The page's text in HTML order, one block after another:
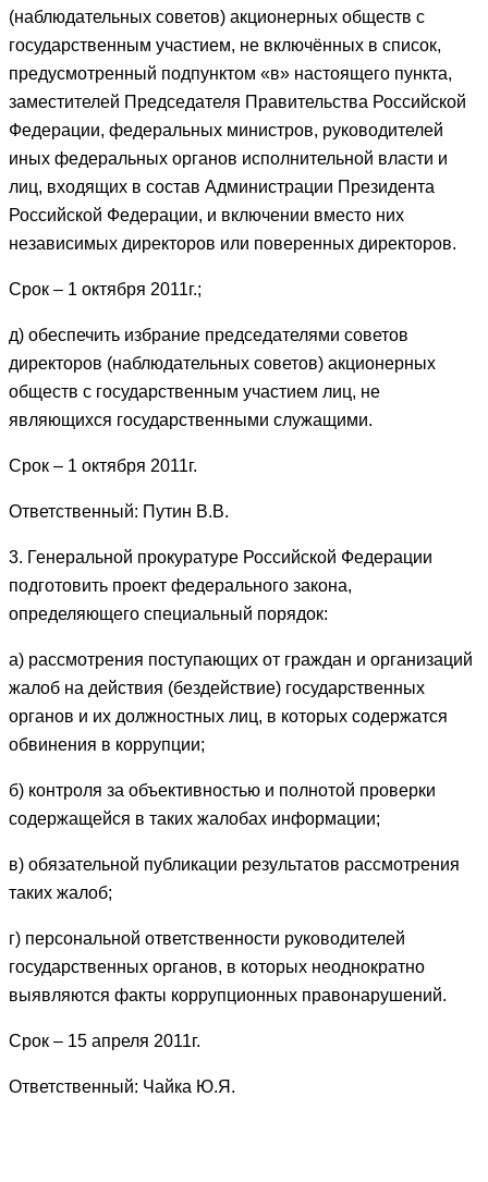
(наблюдательных советов) акционерных обществ с
государственным участием, не включённых в список,
предусмотренный подпунктом «в» настоящего пункта,
заместителей Председателя Правительства Российской
Федерации, федеральных министров, руководителей
иных федеральных органов исполнительной власти и
лиц, входящих в состав Администрации Президента
Российской Федерации, и включении вместо них
независимых директоров или поверенных директоров.
Срок – 1 октября 2011г.;
д) обеспечить избрание председателями советов
директоров (наблюдательных советов) акционерных
обществ с государственным участием лиц, не
являющихся государственными служащими.
Срок – 1 октября 2011г.
Ответственный: Путин В.В.
3. Генеральной прокуратуре Российской Федерации
подготовить проект федерального закона,
определяющего специальный порядок:
а) рассмотрения поступающих от граждан и организаций
жалоб на действия (бездействие) государственных
органов и их должностных лиц, в которых содержатся
обвинения в коррупции;
б) контроля за объективностью и полнотой проверки
содержащейся в таких жалобах информации;
в) обязательной публикации результатов рассмотрения
таких жалоб;
г) персональной ответственности руководителей
государственных органов, в которых неоднократно
выявляются факты коррупционных правонарушений.
Срок – 15 апреля 2011г.
Ответственный: Чайка Ю.Я.